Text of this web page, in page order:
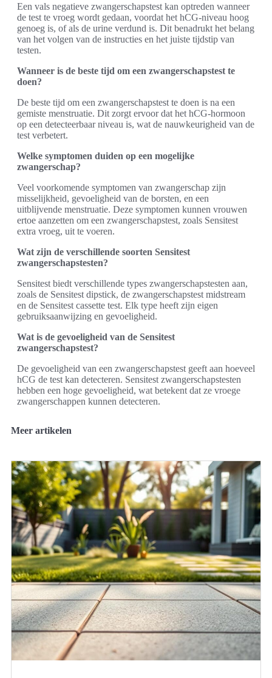
Een vals negatieve zwangerschapstest kan optreden wanneer
de test te vroeg wordt gedaan, voordat het hCG-niveau hoog
genoeg is, of als de urine verdund is. Dit benadrukt het belang
van het volgen van de instructies en het juiste tijdstip van
testen.
Wanneer is de beste tijd om een zwangerschapstest te
doen?
De beste tijd om een zwangerschapstest te doen is na een
gemiste menstruatie. Dit zorgt ervoor dat het hCG-hormoon
op een detecteerbaar niveau is, wat de nauwkeurigheid van de
test verbetert.
Welke symptomen duiden op een mogelijke
zwangerschap?
Veel voorkomende symptomen van zwangerschap zijn
misselijkheid, gevoeligheid van de borsten, en een
uitblijvende menstruatie. Deze symptomen kunnen vrouwen
ertoe aanzetten om een zwangerschapstest, zoals Sensitest
extra vroeg, uit te voeren.
Wat zijn de verschillende soorten Sensitest
zwangerschapstesten?
Sensitest biedt verschillende types zwangerschapstesten aan,
zoals de Sensitest dipstick, de zwangerschapstest midstream
en de Sensitest cassette test. Elk type heeft zijn eigen
gebruiksaanwijzing en gevoeligheid.
Wat is de gevoeligheid van de Sensitest
zwangerschapstest?
De gevoeligheid van een zwangerschapstest geeft aan hoeveel
hCG de test kan detecteren. Sensitest zwangerschapstesten
hebben een hoge gevoeligheid, wat betekent dat ze vroege
zwangerschappen kunnen detecteren.
Meer artikelen